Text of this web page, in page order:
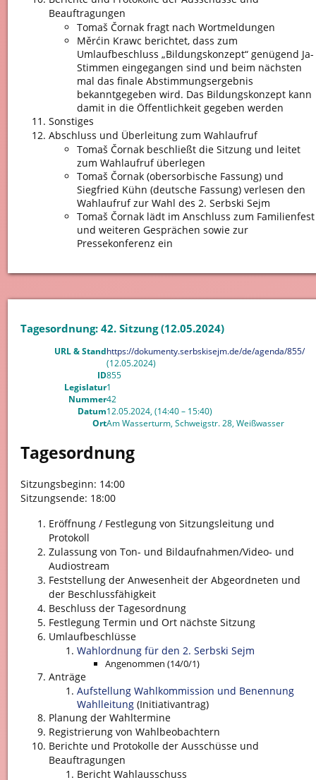
Beauftragungen
Tomaš Čornak fragt nach Wortmeldungen
Měrćin Krawc berichtet, dass zum
Umlaufbeschluss „Bildungskonzept“ genügend Ja-
Stimmen eingegangen sind und beim nächsten
mal das finale Abstimmungsergebnis
bekanntgegeben wird. Das Bildungskonzept kann
damit in die Öffentlichkeit gegeben werden
Sonstiges
Abschluss und Überleitung zum Wahlaufruf
Tomaš Čornak beschließt die Sitzung und leitet
zum Wahlaufruf überlegen
Tomaš Čornak (obersorbische Fassung) und
Siegfried Kühn (deutsche Fassung) verlesen den
Wahlaufruf zur Wahl des 2. Serbski Sejm
Tomaš Čornak lädt im Anschluss zum Familienfest
und weiteren Gesprächen sowie zur
Pressekonferenz ein
Tagesordnung: 42. Sitzung (12.05.2024)
URL & Standhttps://dokumenty.serbskisejm.de/de/agenda/855/
(12.05.2024)
ID855
Legislatur1
Nummer42
Datum12.05.2024, (14:40 – 15:40)
OrtAm Wasserturm, Schweigstr. 28, Weißwasser
Tagesordnung
Sitzungsbeginn: 14:00
Sitzungsende: 18:00
Eröffnung / Festlegung von Sitzungsleitung und
Protokoll
Zulassung von Ton- und Bildaufnahmen/Video- und
Audiostream
Feststellung der Anwesenheit der Abgeordneten und
der Beschlussfähigkeit
Beschluss der Tagesordnung
Festlegung Termin und Ort nächste Sitzung
Umlaufbeschlüsse
Wahlordnung für den 2. Serbski Sejm
Angenommen (14/0/1)
Anträge
Aufstellung Wahlkommission und Benennung
Wahlleitung(Initiativantrag)
Planung der Wahltermine
Registrierung von Wahlbeobachtern
Berichte und Protokolle der Ausschüsse und
Beauftragungen
Bericht Wahlausschuss